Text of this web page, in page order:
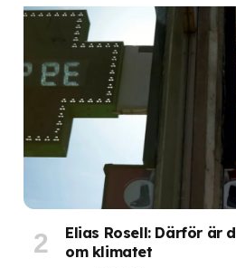
Elias Rosell: Därför är
om klimatet